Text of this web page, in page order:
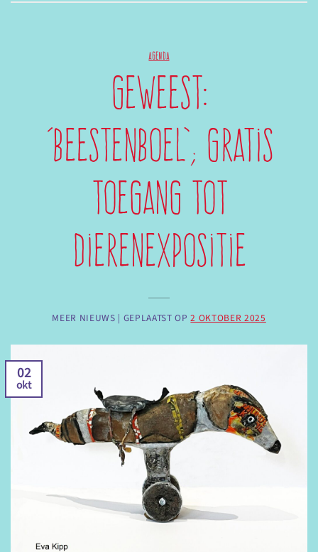
AGENDA
Geweest:
‘Beestenboel’; gratis
toegang tot
dierenexpositie
MEER NIEUWS | GEPLAATST OP2 OKTOBER 2025
02
okt